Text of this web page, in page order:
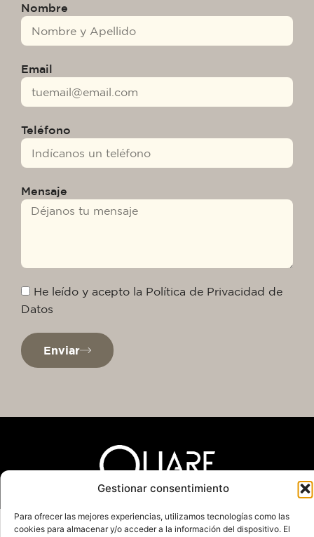
Gestionar consentimiento
Para ofrecer las mejores experiencias, utilizamos tecnologías como las
cookies para almacenar y/o acceder a la información del dispositivo. El
Nombre
Email
Teléfono
Mensaje
He leído y acepto la Política de Privacidad de
Datos
Enviar
Política de PrivacidadAviso Legal